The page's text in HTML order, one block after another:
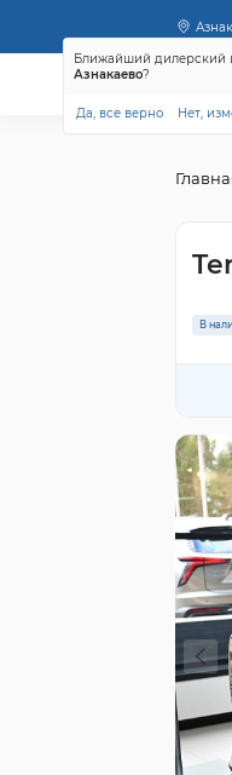
Ближайший дилерский
Азнакаево?
Да, все верно Нет,
В